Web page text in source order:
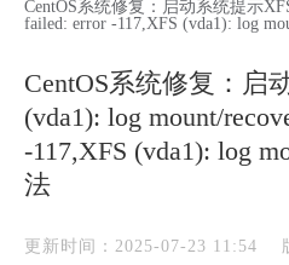
CentOS系统修复：启动系统提示
failed: error -117,XFS (vda1): log
CentOS系统修复：启
(vda1): log mount/
-117,XFS (vda1): log
法
更新时间：2025-07-23 11:54